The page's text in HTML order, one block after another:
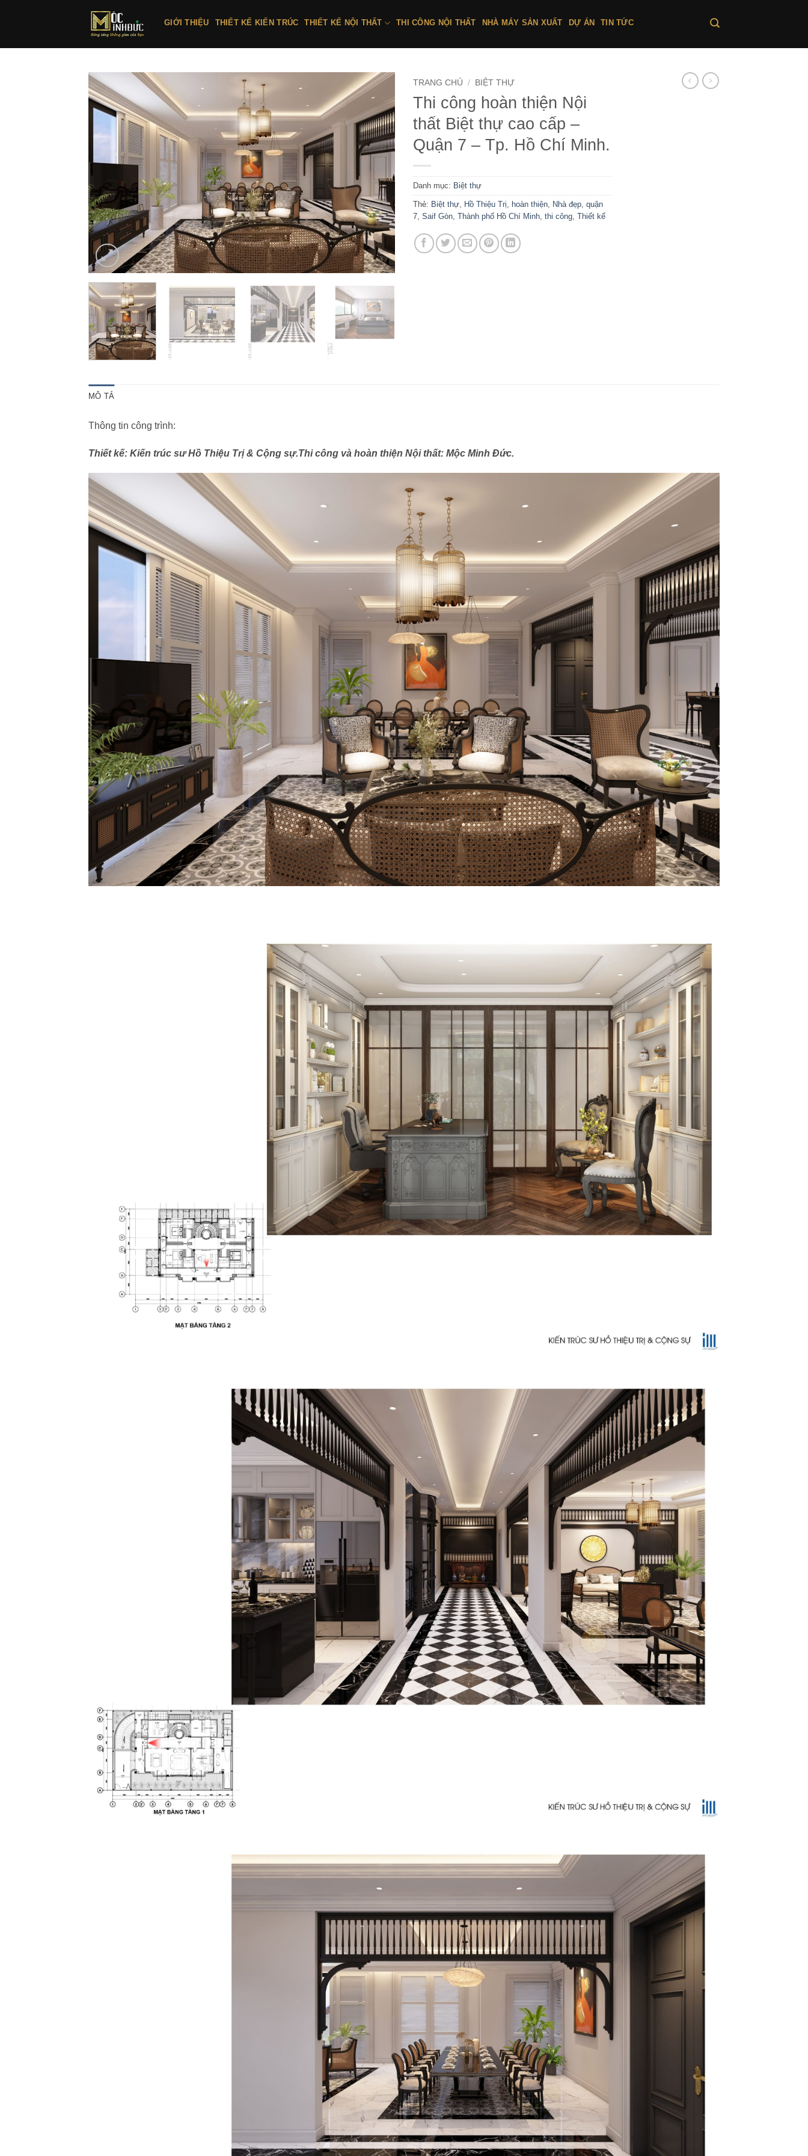
GIỚI THIỆU THIẾT KẾ KIẾN TRÚC THIẾT KẾ NỘI THẤT THI CÔNG NỘI THẤT NHÀ MÁY SẢN XUẤT DỰ ÁN TIN TỨC
TRANG CHỦ / BIỆT THỰ
Thi công hoàn thiện Nội
thất Biệt thự cao cấp –
Quận 7 – Tp. Hồ Chí Minh.
Danh mục: Biệt thự
Thẻ: Biệt thự Hồ Thiệu Trị hoàn thiện Nhà đẹp quận
7 Saif Gòn Thành phố Hồ Chí Minh thi công Thiết kế
MÔ TẢ
Thông tin công trình:
Thiết kế: Kiến trúc sư Hồ Thiệu Trị & Cộng sự.Thi công và hoàn thiện Nội thất: Mộc Minh Đức.